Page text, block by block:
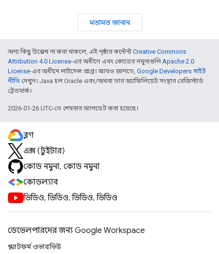
মতামত জানান
অন্য কিছু উল্লেখ না করা থাকলে, এই পৃষ্ঠার কন্টেন্ট Creative Commons
Attribution 4.0 License-এর অধীনে এবং কোডের নমুনাগুলিApache 2.0
License-এর অধীনে লাইসেন্স প্রাপ্ত। আরও জানতে, Google Developers সাইট
নীতি দেখুন। Java হল Oracle এবং/অথবা তার অ্যাফিলিয়েট সংস্থার রেজিস্টার্ড
ট্রেডমার্ক।
2026-01-26 UTC-তে শেষবার আপডেট করা হয়েছে।
ব্লগ
এক্স (টুইটার)
কোড নমুনা, কোড নমুনা
কোডল্যাব
ভিডিও, ভিডিও, ভিডিও, ভিডিও
ডেভেলপারদের জন্য Google Workspace
প্ল্যাটফর্ম ওভারভিউ